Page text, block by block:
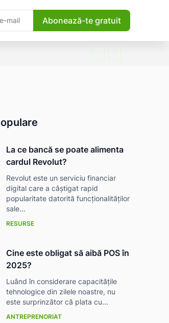
Abonează-te gratuit
La ce bancă se poate alimenta
cardul Revolut?
Revolut este un serviciu financiar
digital care a câștigat rapid
popularitate datorită funcționalităților
sale...
RESURSE
Cine este obligat să aibă POS în
2025?
Luând în considerare capacitățile
tehnologice din zilele noastre, nu
este surprinzător că plata cu...
ANTREPRENORIAT